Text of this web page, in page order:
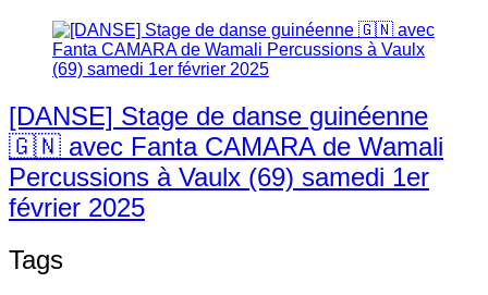
[DANSE] Stage de danse guinéenne
🇬🇳 avec Fanta CAMARA de Wamali
Percussions à Vaulx (69) samedi 1er
février 2025
Tags